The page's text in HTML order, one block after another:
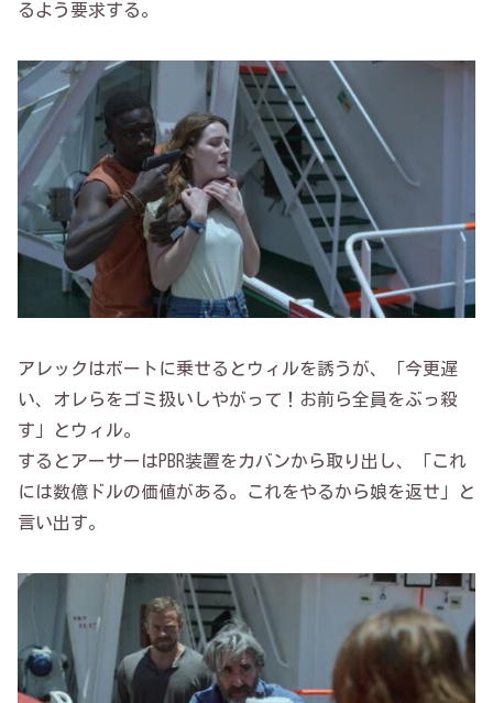
るよう要求する。
アレックはボートに乗せるとウィルを誘うが、「今更遅
い、オレらをゴミ扱いしやがって！お前ら全員をぶっ殺
す」とウィル。
するとアーサーはPBR装置をカバンから取り出し、「これ
には数億ドルの価値がある。これをやるから娘を返せ」と
言い出す。